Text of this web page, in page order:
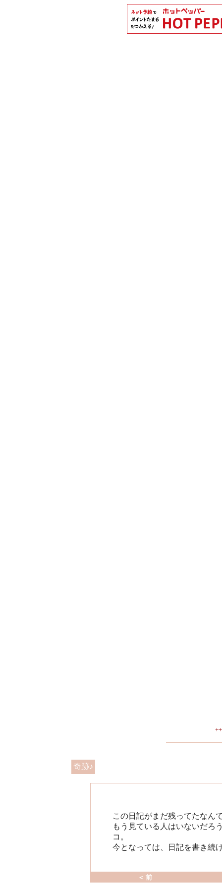
奇跡♪
この日記がまだ残ってたなん
もう見ている人はいないだろ
コ。
今となっては、日記を書き続
＜ 前